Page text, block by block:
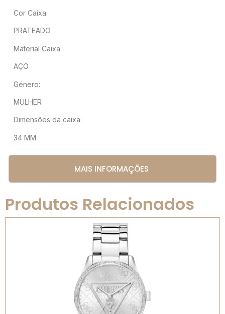
Cor Caixa:
PRATEADO
Material Caixa:
AÇO
Género:
MULHER
Dimensões da caixa:
34 MM
MAIS INFORMAÇÕES
Produtos Relacionados